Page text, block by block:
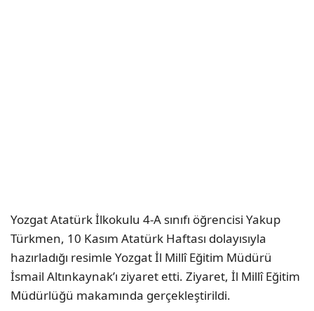
Yozgat Atatürk İlkokulu 4-A sınıfı öğrencisi Yakup
Türkmen, 10 Kasım Atatürk Haftası dolayısıyla
hazırladığı resimle Yozgat İl Millî Eğitim Müdürü
İsmail Altınkaynak’ı ziyaret etti. Ziyaret, İl Millî Eğitim
Müdürlüğü makamında gerçekleştirildi.